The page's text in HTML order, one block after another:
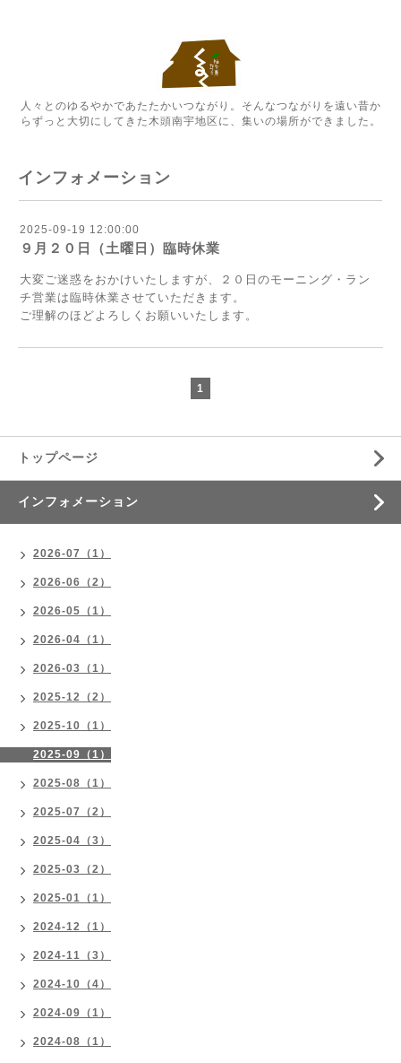
人々とのゆるやかであたたかいつながり。そんなつながりを遠い昔か
らずっと大切にしてきた木頭南宇地区に、集いの場所ができました。
インフォメーション
2025-09-19 12:00:00
９月２０日（土曜日）臨時休業
大変ご迷惑をおかけいたしますが、２０日のモーニング・ラン
チ営業は臨時休業させていただきます。
ご理解のほどよろしくお願いいたします。
1
トップページ
インフォメーション
2026-07（1）
2026-06（2）
2026-05（1）
2026-04（1）
2026-03（1）
2025-12（2）
2025-10（1）
2025-09（1）
2025-08（1）
2025-07（2）
2025-04（3）
2025-03（2）
2025-01（1）
2024-12（1）
2024-11（3）
2024-10（4）
2024-09（1）
2024-08（1）